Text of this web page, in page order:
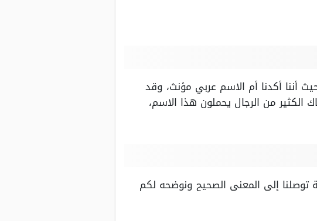
أكدنا أم الاسم عربي مؤنث، وقد
من الرجال يحملون هذا الاسم،
إلى المعنى الصحيح ونوضحه لكم